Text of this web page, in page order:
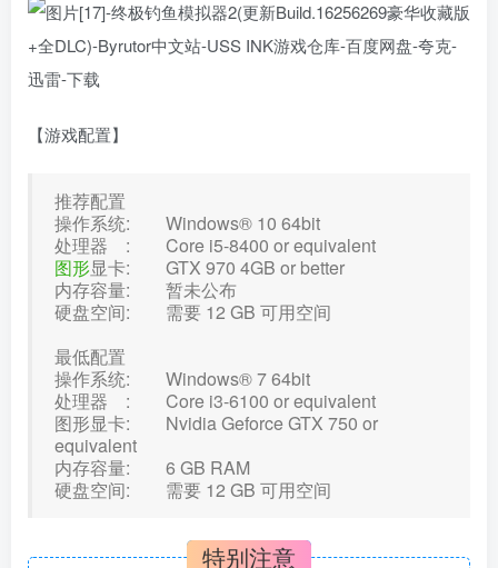
【游戏配置】
推荐配置
操作系统: Windows® 10 64bit
处理器 : Core i5-8400 or equivalent
图形显卡: GTX 970 4GB or better
内存容量: 暂未公布
硬盘空间: 需要 12 GB 可用空间
最低配置
操作系统: Windows® 7 64bit
处理器 : Core i3-6100 or equivalent
图形显卡: Nvidia Geforce GTX 750 or
equivalent
内存容量: 6 GB RAM
硬盘空间: 需要 12 GB 可用空间
特别注意